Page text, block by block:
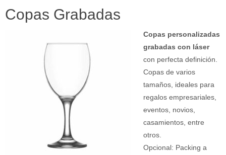
Copas Grabadas
Copas personalizadas
grabadas con láser
con perfecta definición.
Copas de varios
tamaños, ideales para
regalos empresariales,
eventos, novios,
casamientos, entre
otros.
Opcional: Packing a